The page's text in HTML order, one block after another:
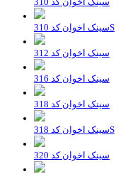
سینک اخوان کد 310S
سینک اخوان کد 312
سینک اخوان کد 316
سینک اخوان کد 318
سینک اخوان کد 318S
سینک اخوان کد 320